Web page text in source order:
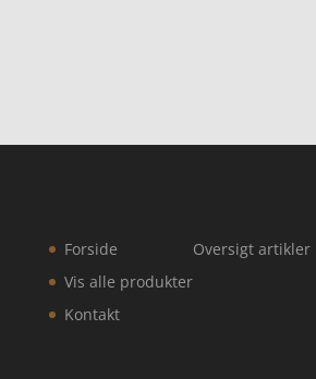
Forside
Vis alle produkter
Kontakt
Oversigt artikler